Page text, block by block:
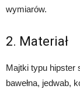
wymiarów.
2. Materiał
Majtki typu hipster
bawełna, jedwab,